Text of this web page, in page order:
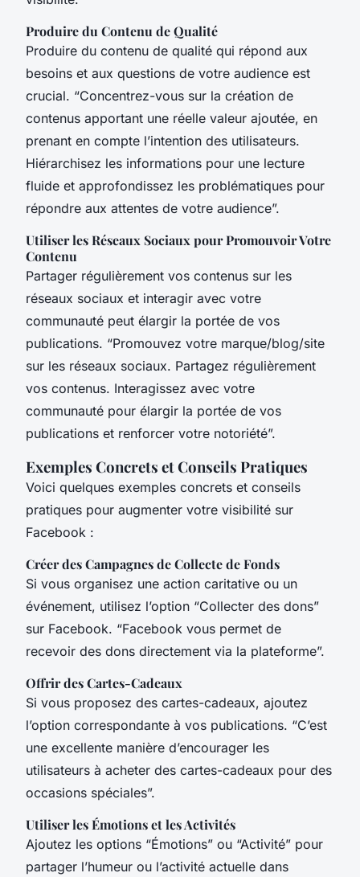
Produire du Contenu de Qualité
Produire du contenu de qualité qui répond aux
besoins et aux questions de votre audience est
crucial. “Concentrez-vous sur la création de
contenus apportant une réelle valeur ajoutée, en
prenant en compte l’intention des utilisateurs.
Hiérarchisez les informations pour une lecture
fluide et approfondissez les problématiques pour
répondre aux attentes de votre audience”.
Utiliser les Réseaux Sociaux pour Promouvoir Votre
Contenu
Partager régulièrement vos contenus sur les
réseaux sociaux et interagir avec votre
communauté peut élargir la portée de vos
publications. “Promouvez votre marque/blog/site
sur les réseaux sociaux. Partagez régulièrement
vos contenus. Interagissez avec votre
communauté pour élargir la portée de vos
publications et renforcer votre notoriété”.
Exemples Concrets et Conseils Pratiques
Voici quelques exemples concrets et conseils
pratiques pour augmenter votre visibilité sur
Facebook :
Créer des Campagnes de Collecte de Fonds
Si vous organisez une action caritative ou un
événement, utilisez l’option “Collecter des dons”
sur Facebook. “Facebook vous permet de
recevoir des dons directement via la plateforme”.
Offrir des Cartes-Cadeaux
Si vous proposez des cartes-cadeaux, ajoutez
l’option correspondante à vos publications. “C’est
une excellente manière d’encourager les
utilisateurs à acheter des cartes-cadeaux pour des
occasions spéciales”.
Utiliser les Émotions et les Activités
Ajoutez les options “Émotions” ou “Activité” pour
partager l’humeur ou l’activité actuelle dans